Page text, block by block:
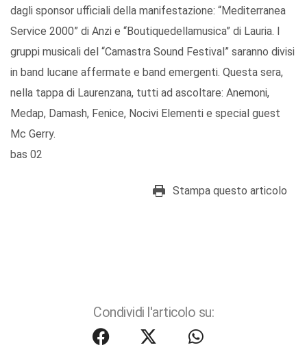
dagli sponsor ufficiali della manifestazione: “Mediterranea
Service 2000” di Anzi e “Boutiquedellamusica” di Lauria. I
gruppi musicali del “Camastra Sound Festival” saranno divisi
in band lucane affermate e band emergenti. Questa sera,
nella tappa di Laurenzana, tutti ad ascoltare: Anemoni,
Medap, Damash, Fenice, Nocivi Elementi e special guest
Mc Gerry.
bas 02
Stampa questo articolo
Condividi l'articolo su: